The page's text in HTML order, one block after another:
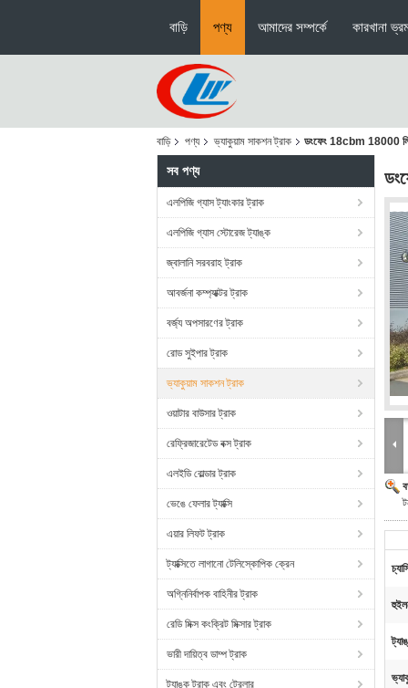
বাড়ি পণ্য আমাদের সম্পর্কে কারখানা
বাড়ি পণ্য ভ্যাকুয়াম সাকশন ট্রাক ডংফেং 18cbm 18000
সব পণ্য
এলপিজি গ্যাস ট্যাংকার ট্রাক
এলপিজি গ্যাস স্টোরেজ ট্যাঙ্ক
জ্বালানি সরবরাহ ট্রাক
আবর্জনা কম্প্যাক্টর ট্রাক
বর্জ্য অপসারণের ট্রাক
রোড সুইপার ট্রাক
ভ্যাকুয়াম সাকশন ট্রাক
ওয়াটার বাউসার ট্রাক
রেফ্রিজারেটেড বক্স ট্রাক
এলইডি বোল্ডার ট্রাক
ভেঙে ফেলার ট্যাক্সি
এয়ার লিফট ট্রাক
ট্যাক্সিতে লাগানো টেলিস্কোপিক ক্রেন
অগ্নিনির্বাপক বাহিনীর ট্রাক
রেডি মিক্স কংক্রিট মিক্সার ট্রাক
ভারী দায়িত্ব ডাম্প ট্রাক
ট্যাঙ্ক ট্রাক এবং ট্রেলার